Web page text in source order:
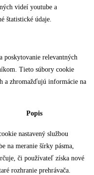
videí youtube a
štatistické údaje.
poskytovanie relevantných
Tieto súbory cookie
a zhromažďujú informácie na
Popis
nastavený službou
na meranie šírky pásma,
či používateľ získa nové
rozhranie prehrávača.